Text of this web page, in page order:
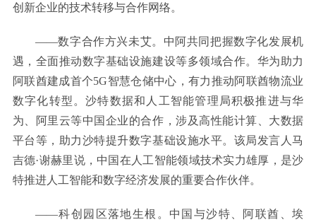
创新企业的技术转移与合作网络。
——数字合作方兴未艾。中阿共同把握数字化发展机
遇，全面推动数字基础设施建设等多领域合作。华为助力
阿联酋建成首个5G智慧仓储中心，有力推动阿联酋物流业
数字化转型。沙特数据和人工智能管理局积极推进与华
为、阿里云等中国企业的合作，涉及高性能计算、大数据
平台等，助力沙特提升数字基础设施水平。该局发言人马
吉德·谢赫里说，中国在人工智能领域技术实力雄厚，是沙
特推进人工智能和数字经济发展的重要合作伙伴。
——科创园区落地生根。中国与沙特、阿联酋、埃